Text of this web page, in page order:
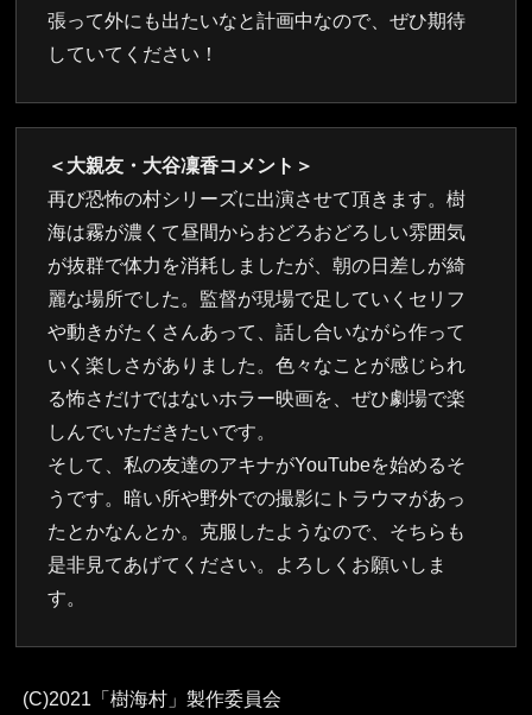
張って外にも出たいなと計画中なので、ぜひ期待
していてください！
＜大親友・大谷凜香コメント＞
再び恐怖の村シリーズに出演させて頂きます。樹
海は霧が濃くて昼間からおどろおどろしい雰囲気
が抜群で体力を消耗しましたが、朝の日差しが綺
麗な場所でした。監督が現場で足していくセリフ
や動きがたくさんあって、話し合いながら作って
いく楽しさがありました。色々なことが感じられ
る怖さだけではないホラー映画を、ぜひ劇場で楽
しんでいただきたいです。
そして、私の友達のアキナがYouTubeを始めるそ
うです。暗い所や野外での撮影にトラウマがあっ
たとかなんとか。克服したようなので、そちらも
是非見てあげてください。よろしくお願いしま
す。
(C)2021「樹海村」製作委員会